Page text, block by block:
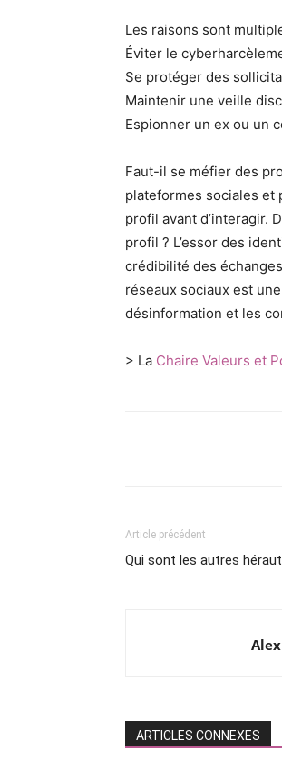
Les raisons sont
Éviter le
Se protéger des
Maintenir une veille
Espionner un ex ou un
Faut-il se méfier des
plateformes sociales et
profil avant d’interagir.
profil ? L’essor des
crédibilité des
réseaux sociaux est
désinformation et les
> La Chaire Valeurs et
Article précédent
Qui sont les autres
ARTICLES CONNEXES